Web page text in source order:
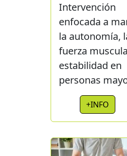
Intervención
enfocada a
la autonomía,
fuerza
estabilidad en
personas
+INFO